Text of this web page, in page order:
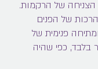
טלי פרידמן?
הצניחה של הרקמות.
של הפנים
פנימית של
בלבד, כפי שהיה